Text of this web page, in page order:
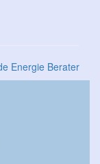
Energie Berater